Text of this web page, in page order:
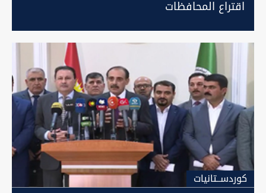
اقتراع المحافظات
كوردســتانيات